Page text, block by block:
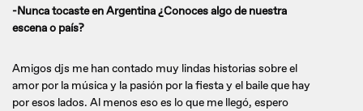
-Nunca tocaste en Argentina ¿Conoces algo de nuestra
escena o país?
Amigos djs me han contado muy lindas historias sobre el
amor por la música y la pasión por la fiesta y el baile que hay
por esos lados. Al menos eso es lo que me llegó, espero